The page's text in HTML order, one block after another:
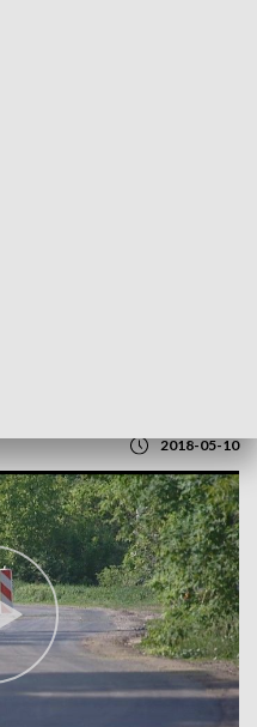
2018-05-10